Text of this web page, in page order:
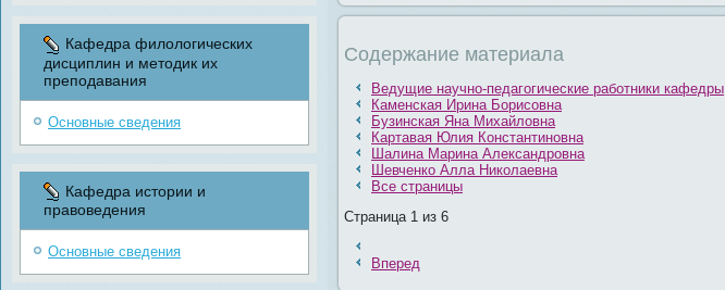
Кафедра филологических
дисциплин и методик их
преподавания
Основные сведения
Кафедра истории и
правоведения
Основные сведения
Содержание материала
Ведущие научно-педагогические работники кафедры
Каменская Ирина Борисовна
Бузинская Яна Михайловна
Картавая Юлия Константиновна
Шалина Марина Александровна
Шевченко Алла Николаевна
Все страницы
Страница 1 из 6
Вперед